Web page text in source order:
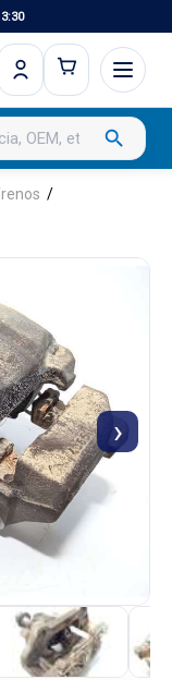
search
›